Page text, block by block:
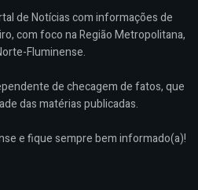
de Notícias com informações de
com foco na Região Metropolitana,
Fluminense.
de checagem de fatos, que
das matérias publicadas.
e fique sempre bem informado(a)!